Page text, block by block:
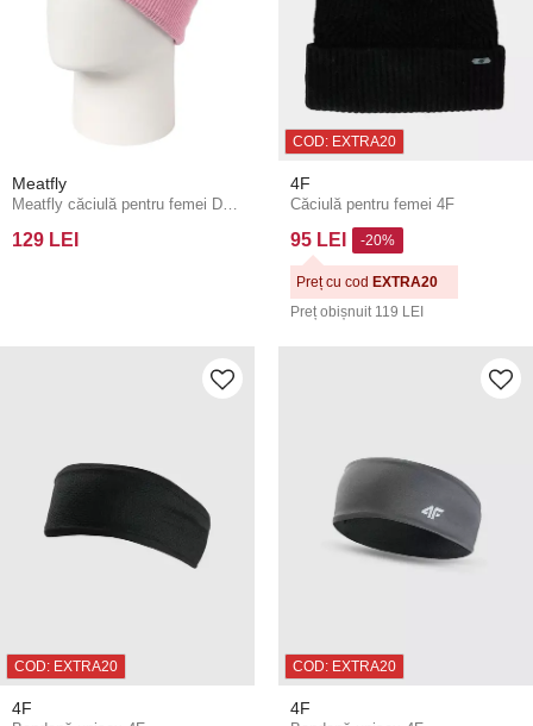
Meatfly
129 LEI
COD: EXTRA20
4F
Căciulă pentru femei 4F
95 LEI
Preț obișnuit 119 LEI
-20%
Preț cu cod EXTRA20
COD: EXTRA20
4F
COD: EXTRA20
4F